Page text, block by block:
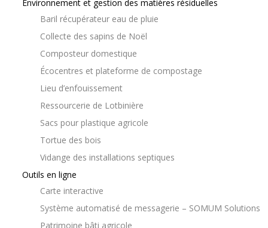
Environnement et gestion des matières résiduelles
Baril récupérateur eau de pluie
Collecte des sapins de Noël
Composteur domestique
Écocentres et plateforme de compostage
Lieu d’enfouissement
Ressourcerie de Lotbinière
Sacs pour plastique agricole
Tortue des bois
Vidange des installations septiques
Outils en ligne
Carte interactive
Système automatisé de messagerie – SOMUM Solutions
Patrimoine bâti agricole